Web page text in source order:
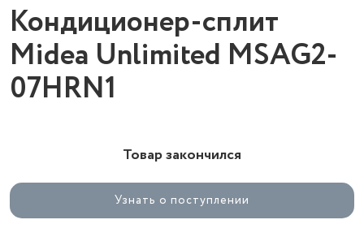
Кондиционер-сплит
Midea Unlimited MSAG2-
07HRN1
Товар закончился
Узнать о поступлении